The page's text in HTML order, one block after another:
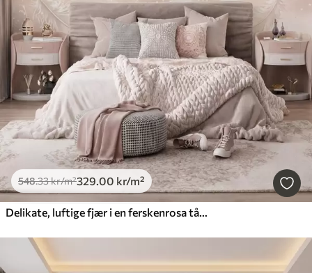
548.33kr/m²329.00 kr/m²
Delikate, luftige fjær i en ferskenrosa tåke med glans